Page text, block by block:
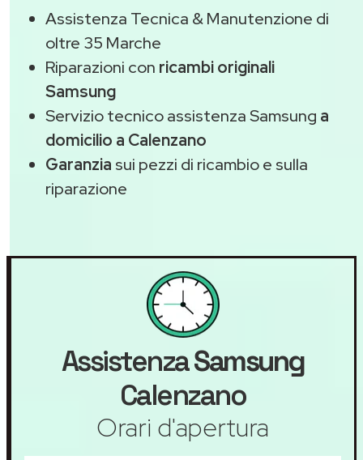
Assistenza Tecnica & Manutenzione di
oltre 35 Marche
Riparazioni con ricambi originali
Samsung
Servizio tecnico assistenza Samsung a
domicilio a Calenzano
Garanzia sui pezzi di ricambio e sulla
riparazione
AssistenzaSamsung
Calenzano
Orari d'apertura